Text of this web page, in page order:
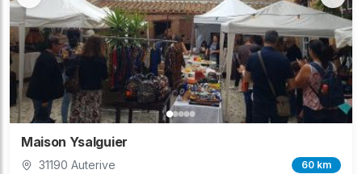
Maison Ysalguier
31190 Auterive 60 km